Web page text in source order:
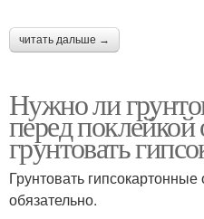
читать дальше →
Нужно ли
перед
грунтовать
Грунтовать
обязательно.